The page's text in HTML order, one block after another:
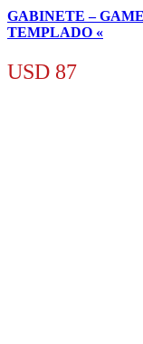
GABINETE –
TEMPLADO «
USD 87